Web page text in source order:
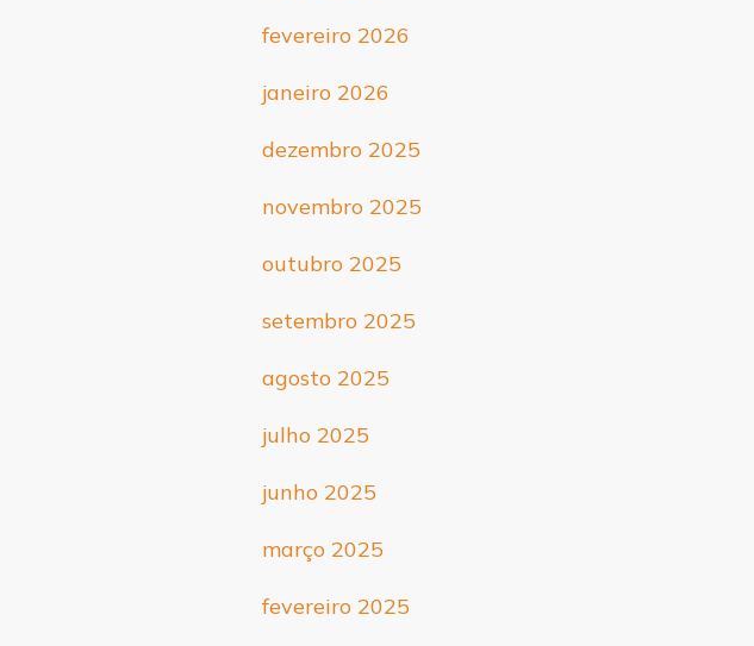
fevereiro 2026
janeiro 2026
dezembro 2025
novembro 2025
outubro 2025
setembro 2025
agosto 2025
julho 2025
junho 2025
março 2025
fevereiro 2025